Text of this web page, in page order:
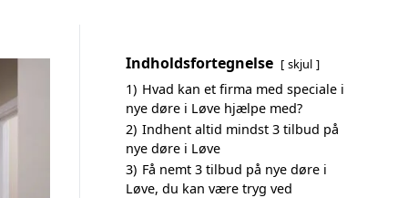
Indholdsfortegnelse skjul
1) Hvad kan et firma med speciale i
nye døre i Løve hjælpe med?
2) Indhent altid mindst 3 tilbud på
nye døre i Løve
3) Få nemt 3 tilbud på nye døre i
Løve, du kan være tryg ved